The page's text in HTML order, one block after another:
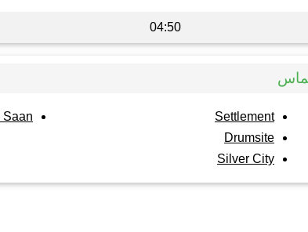
04:50
Settlement
Drumsite
Silver City
Saan